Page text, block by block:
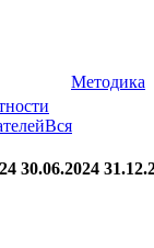
Методика
Вся
30.06.2024